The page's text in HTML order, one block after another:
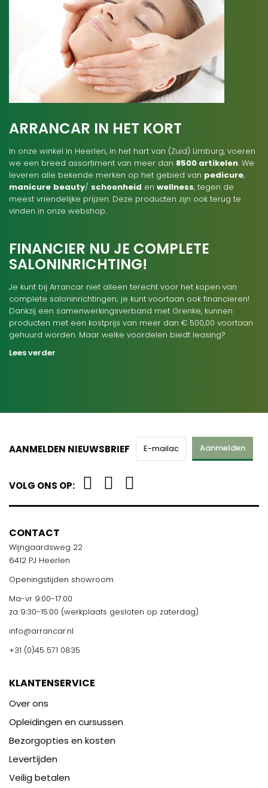
ARRANCAR IN HET KORT
In onze winkel in Heerlen, in het hart van (Zuid) Limburg, voeren
we een breed assortiment van meer dan 8500 artikelen. We
leveren alle bekende merken op het gebied van pedicure,
manicure beauty/ schoonheid en wellness, tegen de
meest vriendelijke prijzen. Deze producten zijn ook terug te
vinden in onze webshop.
FINANCIER NU JE COMPLETE
SALONINRICHTING!
Je kunt bij Arrancar niet alleen terecht voor het kopen van
complete saloninrichtingen; je kunt voortaan ook financieren!
Dankzij een samenwerkingsverband met Grenke, kunnen
producten met een kostprijs van meer dan € 500,00 voortaan
gehuurd worden. Maar welke voordelen biedt leasing?
Lees verder
AANMELDEN NIEUWSBRIEF Aanmelden
VOLG ONS OP:
CONTACT
Wijngaardsweg 22
6412 PJ Heerlen
Openingstijden showroom
Ma-vr 9:00-17:00
za 9:30-15:00 (werkplaats gesloten op zaterdag)
info@arrancar.nl
+31 (0)45 571 0835
KLANTENSERVICE
Over ons
Opleidingen en cursussen
Bezorgopties en kosten
Levertijden
Veilig betalen